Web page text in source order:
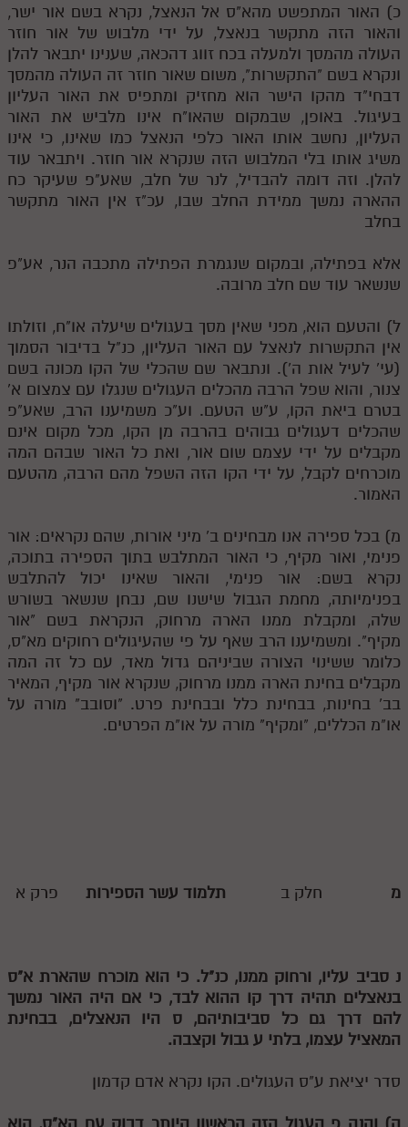
כ) האור המתפשט מהא"ס אל הנאצל, נקרא בשם אור ישר,
והאור הזה מתקשר בנאצל, על ידי מלבוש של אור חוזר
העולה מהמסך ולמעלה בכח זווג דהכאה, שענינו יתבאר להלן
ונקרא בשם "התקשרות", משום שאור חוזר זה העולה מהמסך
דבחי"ד מהקו הישר הוא מחזיק ומתפיס את האור העליון
בעיגול. באופן, שבמקום שהאו"ח אינו מלביש את האור
העליון, נחשב אותו האור כלפי הנאצל כמו שאינו, כי אינו
משיג אותו בלי המלבוש הזה שנקרא אור חוזר. ויתבאר עוד
להלן. וזה דומה להבדיל, לנר של חלב, שאע"פ שעיקר כח
ההארה נמשך ממידת החלב שבו, עכ"ז אין האור מתקשר
בחלב
אלא בפתילה, ובמקום שנגמרת הפתילה מתכבה הנר, אע"פ
שנשאר עוד שם חלב מרובה.
ל) והטעם הוא, מפני שאין מסך בעגולים שיעלה או"ח, וזולתו
אין התקשרות לנאצל עם האור העליון, כנ"ל בדיבור הסמוך
(עי' לעיל אות ה'). ונתבאר שם שהכלי של הקו מכונה בשם
צנור, והוא שפל הרבה מהכלים העגולים שנגלו עם צמצום א'
בטרם ביאת הקו, ע"ש הטעם. וע"כ משמיענו הרב, שאע"פ
שהכלים דעגולים גבוהים בהרבה מן הקו, מכל מקום אינם
מקבלים על ידי עצמם שום אור, ואת כל האור שבהם המה
מוכרחים לקבל, על ידי הקו הזה השפל מהם הרבה, מהטעם
האמור.
מ) בכל ספירה אנו מבחינים ב' מיני אורות, שהם נקראים: אור
פנימי, ואור מקיף, כי האור המתלבש בתוך הספירה בתוכה,
נקרא בשם: אור פנימי, והאור שאינו יכול להתלבש
בפנימיותה, מחמת הגבול שישנו שם, נבחן שנשאר בשורש
שלה, ומקבלת ממנו הארה מרחוק, הנקראת בשם "אור
מקיף". ומשמיענו הרב שאף על פי שהעיגולים רחוקים מא"ס,
כלומר ששינוי הצורה שביניהם גדול מאד, עם כל זה המה
מקבלים בחינת הארה ממנו מרחוק, שנקרא אור מקיף, המאיר
בב' בחינות, בבחינת כלל ובבחינת פרט. "וסובב" מורה על
או"מ הכללים, "ומקיף" מורה על או"מ הפרטים.
מ חלק ב תלמוד עשר הספירות פרק א
נ סביב עליו, ורחוק ממנו, כנ"ל. כי הוא מוכרח שהארת א"ס
בנאצלים תהיה דרך קו ההוא לבד, כי אם היה האור נמשך
להם דרך גם כל סביבותיהם,ס היו הנאצלים, בבחינת
המאציל עצמו, בלתי ע גבול וקצבה.
סדר יציאת ע"ס העגולים. הקו נקרא אדם קדמון